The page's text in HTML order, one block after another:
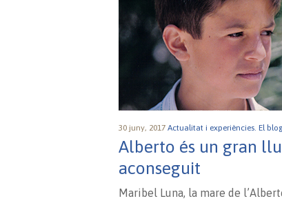
30 juny, 2017 Actualitat i experiències. El
Alberto és un gran
aconseguit
Maribel Luna, la mare de